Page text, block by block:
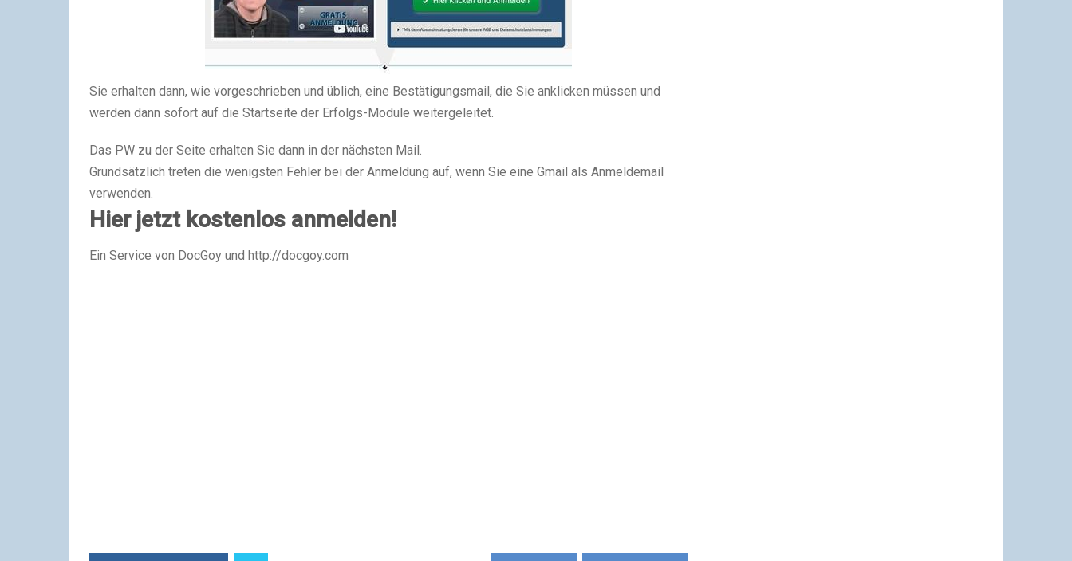
Sie erhalten dann, wie vorgeschrieben und üblich, eine Bestätigungsmail, die Sie anklicken müssen und
werden dann sofort auf die Startseite der Erfolgs-Module weitergeleitet.
Das PW zu der Seite erhalten Sie dann in der nächsten Mail.
Grundsätzlich treten die wenigsten Fehler bei der Anmeldung auf, wenn Sie eine Gmail als Anmeldemail
verwenden.
Hier jetzt kostenlos anmelden!
Ein Service von DocGoy und http://docgoy.com